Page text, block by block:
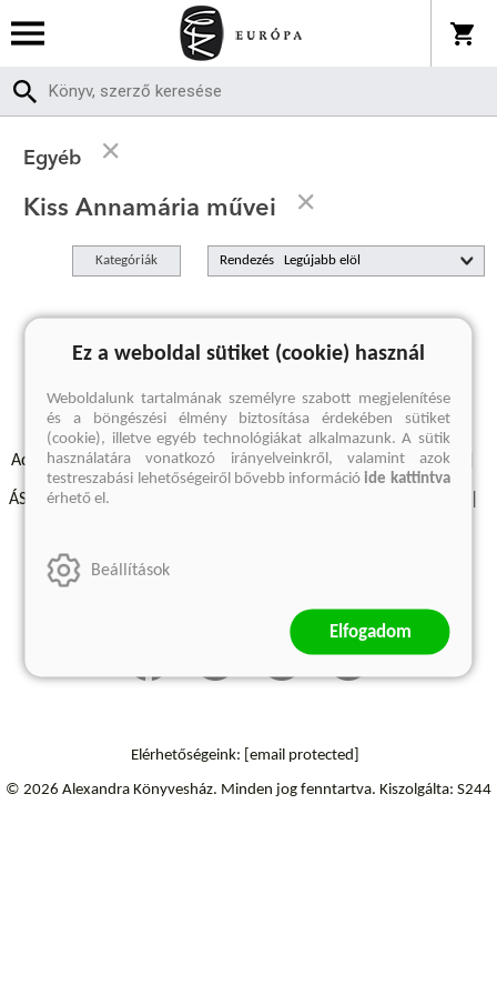
Egyéb
Kiss Annamária művei
Kategóriák Rendezés
A keresett kifejezésre nincs találat
Adatvédelmi szabályzatok Elállási felmondási nyilatkozat
ÁSZF - Vásárlási feltételek
Szállítási információk
Elérhetőségeink: [email protected]
© 2026 Alexandra Könyvesház. Minden jog fenntartva. Kiszolgálta: S244
Ez a weboldal sütiket (cookie) használ
Weboldalunk tartalmának személyre szabott megjelenítése
és a böngészési élmény biztosítása érdekében sütiket
(cookie), illetve egyéb technológiákat alkalmazunk. A sütik
használatára vonatkozó irányelveinkről, valamint azok
testreszabási lehetőségeiről bővebb információide kattintva
érhető el.
Beállítások
Elfogadom